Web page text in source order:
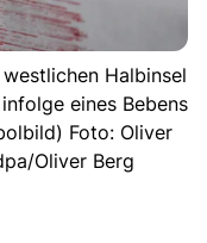
Halbinsel
eines Bebens
Foto: Oliver
Oliver Berg